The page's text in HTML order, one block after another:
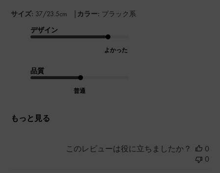
サイズ: 37/23.5cm | カラー: ブラック系
デザイン
よかった
品質
普通
もっと見る
このレビューは役に立ちましたか？
0
0